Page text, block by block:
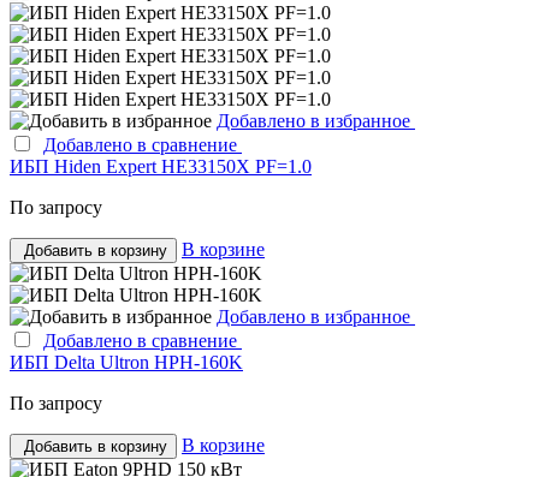
Добавлено в избранное
Добавлено в сравнение
ИБП Hiden Expert HE33150X PF=1.0
По запросу
Добавить в корзину В корзине
Добавлено в избранное
Добавлено в сравнение
ИБП Delta Ultron HPH-160K
По запросу
Добавить в корзину В корзине